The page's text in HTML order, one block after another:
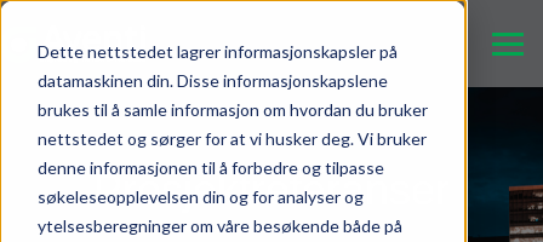
Dette nettstedet lagrer informasjonskapsler på
datamaskinen din. Disse informasjonskapslene
brukes til å samle informasjon om hvordan du bruker
nettstedet og sørger for at vi husker deg. Vi bruker
denne informasjonen til å forbedre og tilpasse
søkeleseopplevelsen din og for analyser og
ytelsesberegninger om våre besøkende både på
Prosjektreferanser